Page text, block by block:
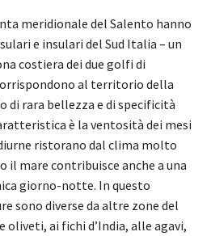
meridionale del Salento hanno
e insulari del Sud Italia – un
costiera dei due golfi di
al territorio della
di rara bellezza e di specificità
è la ventosità dei mesi
ristorano dal clima molto
il mare contribuisce anche a una
giorno-notte. In questo
sono diverse da altre zone del
oliveti, ai fichi d’India, alle agavi,